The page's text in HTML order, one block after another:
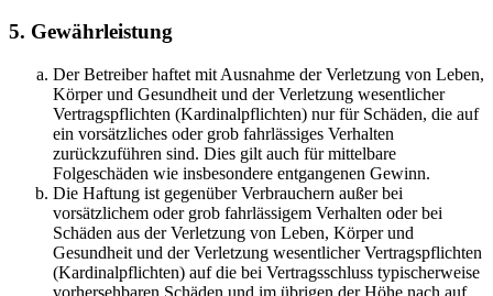
5. Gewährleistung
Der Betreiber haftet mit Ausnahme der Verletzung von Leben,
Körper und Gesundheit und der Verletzung wesentlicher
Vertragspflichten (Kardinalpflichten) nur für Schäden, die auf
ein vorsätzliches oder grob fahrlässiges Verhalten
zurückzuführen sind. Dies gilt auch für mittelbare
Folgeschäden wie insbesondere entgangenen Gewinn.
Die Haftung ist gegenüber Verbrauchern außer bei
vorsätzlichem oder grob fahrlässigem Verhalten oder bei
Schäden aus der Verletzung von Leben, Körper und
Gesundheit und der Verletzung wesentlicher Vertragspflichten
(Kardinalpflichten) auf die bei Vertragsschluss typischerweise
vorhersehbaren Schäden und im übrigen der Höhe nach auf